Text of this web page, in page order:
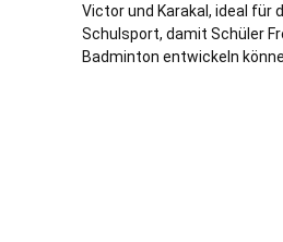
Victor und Karakal, ideal für
Schulsport, damit Schüler
Badminton entwickeln